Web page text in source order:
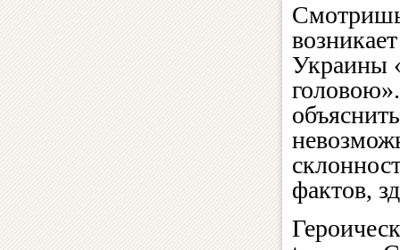
Украины
фактов,